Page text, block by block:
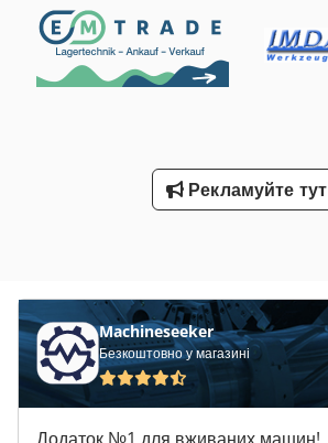
Рекламуйте тут
Machineseeker
Безкоштовно у магазині